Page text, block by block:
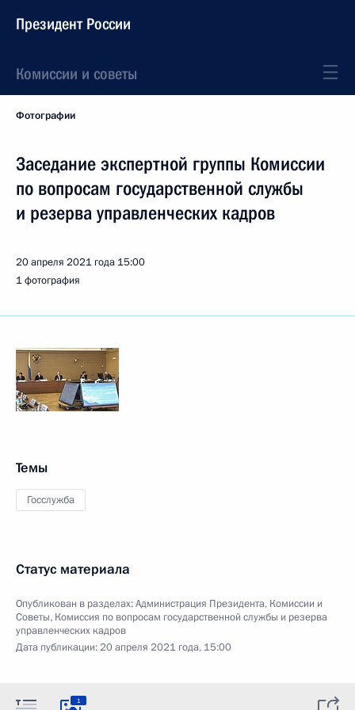
Президент России
Комиссии и советы
Фотографии
Заседание экспертной группы Комиссии
по вопросам государственной службы
и резерва управленческих кадров
20 апреля 2021 года 15:00
1 фотография
Темы
Госслужба
Статус материала
Опубликован в разделах:Администрация Президента, Комиссии и
Советы, Комиссия по вопросам государственной службы и резерва
управленческих кадров
Дата публикации:20 апреля 2021 года, 15:00
1